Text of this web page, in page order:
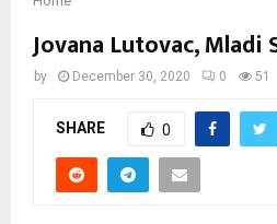
Jovana Lutovac, Mladi
by December 30, 2020 0 51
SHARE 0